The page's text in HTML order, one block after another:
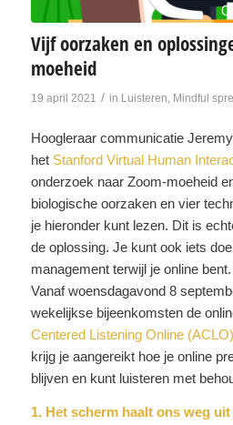
Vijf oorzaken en
moeheid
19 april 2021 / in Luisteren Mindful
Hoogleraar communicatie
het Stanford Virtual Human
onderzoek naar Zoom-moeheid
biologische oorzaken en vier
je hieronder kunt lezen. Dit is
de oplossing. Je kunt ook iets
management terwijl je online
Vanaf woensdagavond 8
wekelijkse bijeenkomsten de
Centered Listening Online (ACLO)
krijg je aangereikt hoe je online
blijven en kunt luisteren met
1. Het scherm haalt ons weg